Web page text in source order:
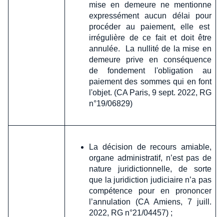
mise en demeure ne mentionne
expressément aucun délai pour
procéder au paiement, elle est
irrégulière de ce fait et doit être
annulée. La nullité de la mise en
demeure prive en conséquence
de fondement l'obligation au
paiement des sommes qui en font
l'objet. (CA Paris, 9 sept. 2022, RG
n°19/06829)
La décision de recours amiable,
organe administratif, n’est pas de
nature juridictionnelle, de sorte
que la juridiction judiciaire n’a pas
compétence pour en prononcer
l’annulation (CA Amiens, 7 juill.
2022, RG n°21/04457) ;